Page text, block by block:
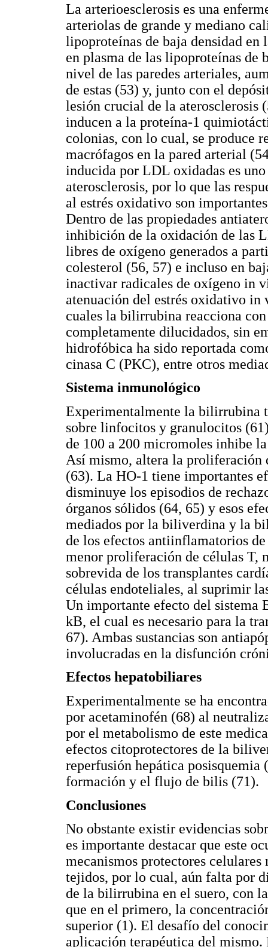
La arterioesclerosis es una
arteriolas de grande y mediano
lipoproteínas de baja densidad
en plasma de las lipoproteínas
nivel de las paredes arteriales,
de estas (53) y, junto con el
lesión crucial de la
inducen a la proteína-1
colonias, con lo cual, se produce
macrófagos en la pared arterial
inducida por LDL oxidadas es
aterosclerosis, por lo que las
al estrés oxidativo son
Dentro de las propiedades
inhibición de la oxidación de las
libres de oxígeno generados a
colesterol (56, 57) e incluso en
inactivar radicales de oxígeno in
atenuación del estrés oxidativo
cuales la bilirrubina reacciona
completamente dilucidados, sin
hidrofóbica ha sido reportada
cinasa C (PKC), entre otros
Sistema inmunológico
Experimentalmente la bilirrubina
sobre linfocitos y granulocitos
de 100 a 200 micromoles inhibe
Así mismo, altera la
(63). La HO-1 tiene importantes
disminuye los episodios de
órganos sólidos (64, 65) y esos
mediados por la biliverdina y la
de los efectos antiinflamatorios
menor proliferación de células T,
sobrevida de los transplantes
células endoteliales, al suprimir
Un importante efecto del
kB, el cual es necesario para la
67). Ambas sustancias son
involucradas en la disfunción
Efectos hepatobiliares
Experimentalmente se ha
por acetaminofén (68) al
por el metabolismo de este
efectos citoprotectores de la
reperfusión hepática posisquemia
formación y el flujo de bilis (71).
Conclusiones
No obstante existir evidencias
es importante destacar que este
mecanismos protectores
tejidos, por lo cual, aún falta por
de la bilirrubina en el suero, con
que en el primero, la
superior (1). El desafío del
aplicación terapéutica del mismo.